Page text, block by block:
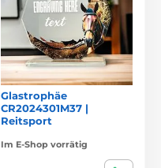
Glastrophäe
CR2024301M37 |
Reitsport
Im E-Shop vorrätig